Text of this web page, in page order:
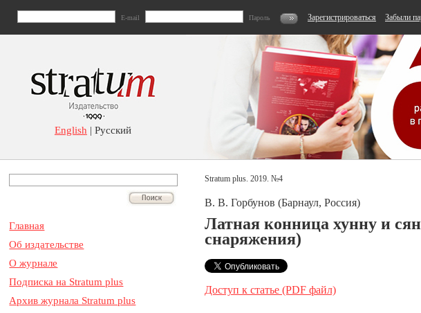
E-mail Пароль Зарегистрироваться Забыли
English | Русский
Главная
Об издательстве
О журнале
Подписка на Stratum plus
Архив журнала Stratum plus
Stratum plus. 2019. №4
В. В. Горбунов (Барнаул, Россия)
Латная конница хунну и
снаряжения)
Доступ к статье (PDF файл)